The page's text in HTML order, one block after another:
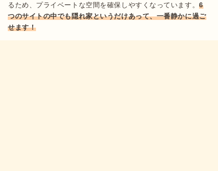
るため、プライベートな空間を確保しやすくなっています。6
つのサイトの中でも隠れ家というだけあって、一番静かに過ご
せます！